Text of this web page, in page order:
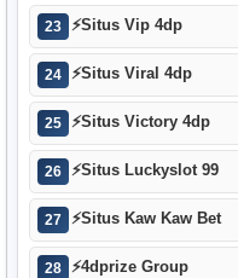
23 ⚡Situs Vip 4dp
24 ⚡Situs Viral 4dp
25 ⚡Situs Victory 4dp
26 ⚡Situs Luckyslot 99
27 ⚡Situs Kaw Kaw Bet
28 ⚡4dprize Group